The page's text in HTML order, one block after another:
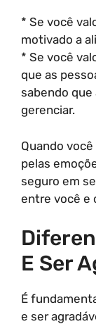
* Se você
motivado a
* Se você
que as
sabendo que
gerenciar.
Quando
pelas
seguro em
entre você e
E Ser
É
e ser